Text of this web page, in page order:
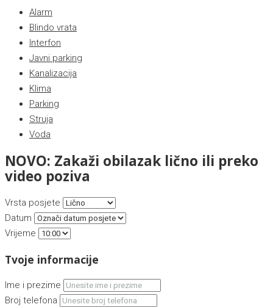
Alarm
Blindo vrata
Interfon
Javni parking
Kanalizacija
Klima
Parking
Struja
Voda
NOVO: Zakaži obilazak lično ili preko
video poziva
Vrsta posjete
Datum
Vrijeme
Tvoje informacije
Ime i prezime
Broj telefona